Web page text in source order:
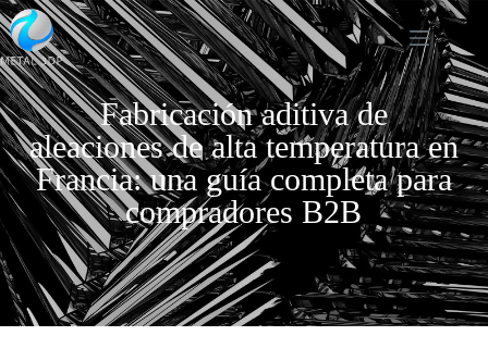
Fabricación aditiva de
aleaciones de alta temperatura en
Francia: una guía completa para
compradores B2B